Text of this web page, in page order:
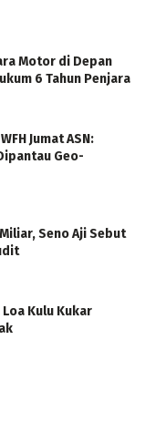
Motor di Depan
6 Tahun Penjara
Jumat ASN:
Geo-
Seno Aji Sebut
Kulu Kukar